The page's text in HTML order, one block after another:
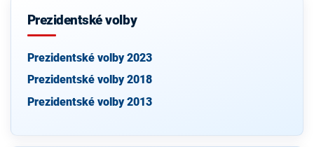
Prezidentské volby
Prezidentské volby 2023
Prezidentské volby 2018
Prezidentské volby 2013